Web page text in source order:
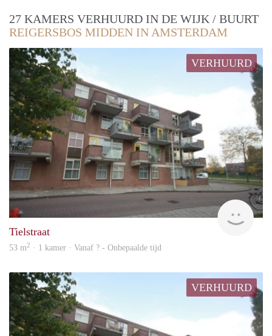
27 KAMERS VERHUURD IN DE WIJK / BUURT
REIGERSBOS MIDDEN IN AMSTERDAM
VERHUURD
Tielstraat
53 m2 · 1 kamer · Vanaf ? - Onbepaalde tijd
VERHUURD